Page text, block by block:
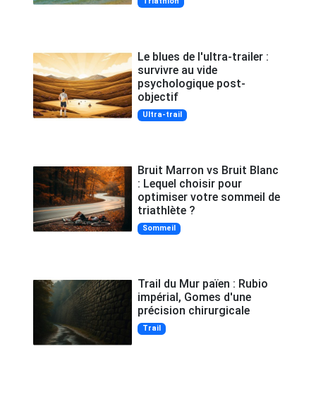
Le blues de l'ultra-trailer :
survivre au vide
psychologique post-
objectif
Ultra-trail
Bruit Marron vs Bruit Blanc
: Lequel choisir pour
optimiser votre sommeil de
triathlète ?
Sommeil
Trail du Mur païen : Rubio
impérial, Gomes d'une
précision chirurgicale
Trail